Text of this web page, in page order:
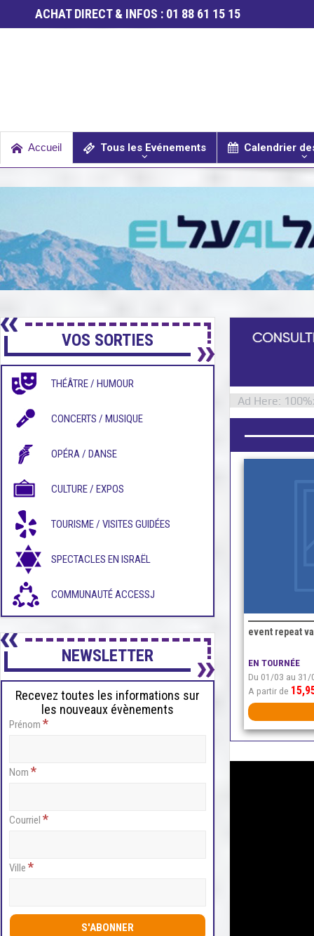
ACHAT DIRECT & INFOS : 01 88 61 15 15
Accueil Tous les Evénements Calendrier
Ad Here:
event repeat
EN TOURNÉE
Du 01/03 au
A partir de
VOS SORTIES
THÉÂTRE / HUMOUR
CONCERTS / MUSIQUE
OPÉRA / DANSE
CULTURE / EXPOS
TOURISME / VISITES GUIDÉES
SPECTACLES EN ISRAËL
COMMUNAUTÉ ACCESSJ
NEWSLETTER
Recevez toutes les informations sur
les nouveaux évènements
Prénom *
Nom *
Courriel *
Ville *